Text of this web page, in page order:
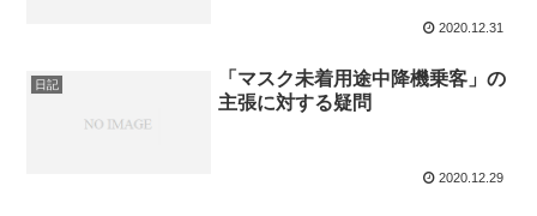
2020.12.31
日記
「マスク未着用途中降機乗客」の
主張に対する疑問
2020.12.29